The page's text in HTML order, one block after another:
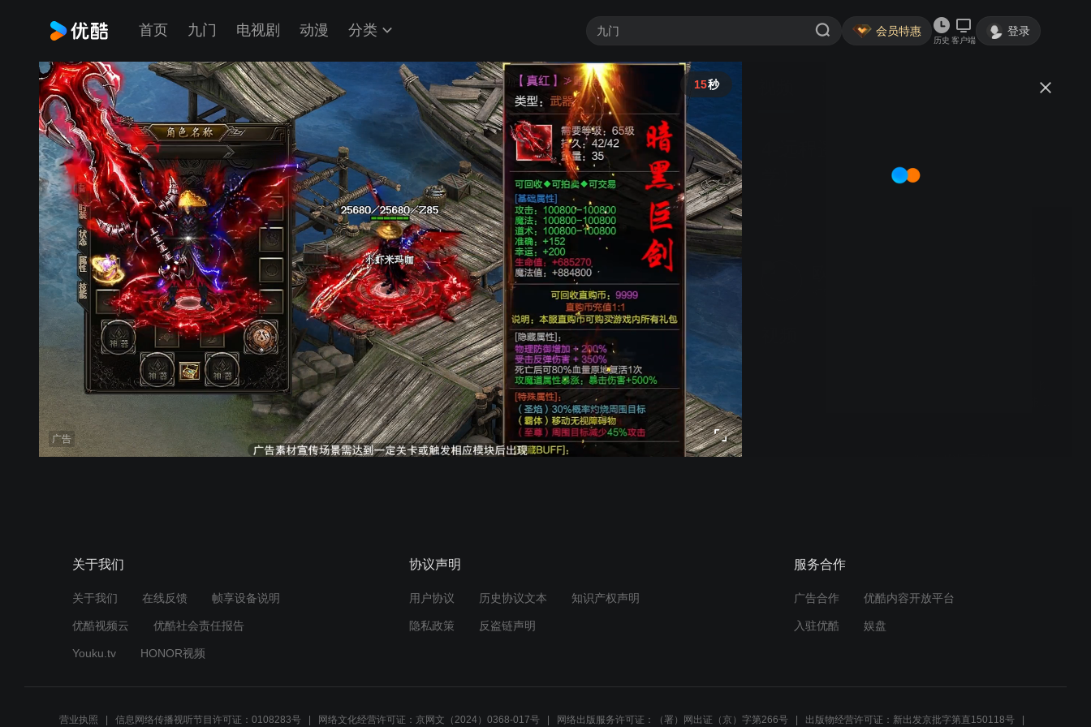
首页 九门 电视剧 动漫 分类 会员特惠
历史 客户端
登录
14秒
广告
广告加载失败，视频稍后可正常观看
出现此种情况，请优先检查您的网络状态
如您的浏览器安装了广告插件，卸载或关闭后可恢复正常观看状态
关于我们
关于我们 在线反馈 帧享设备说明
优酷视频云 优酷社会责任报告
Youku.tv HONOR视频
协议声明
用户协议 历史协议文本 知识产权声明
隐私政策 反盗链声明
服务合作
广告合作 优酷内容开放平台
入驻优酷 娱盘
营业执照 信息网络传播视听节目许可证：0108283号 网络文化经营许可证：京网文（2024）0368-017号 网络出版服务许可证：（署）网出证（京）字第266号 出版物经营许可证：新出发京批字第直150118号